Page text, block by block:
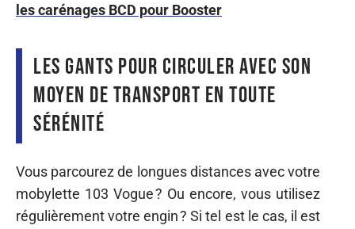
les carénages BCD pour Booster
Les gants pour circuler avec son
moyen de transport en toute
sérénité
Vous parcourez de longues distances avec votre
mobylette 103 Vogue ? Ou encore, vous utilisez
régulièrement votre engin ? Si tel est le cas, il est